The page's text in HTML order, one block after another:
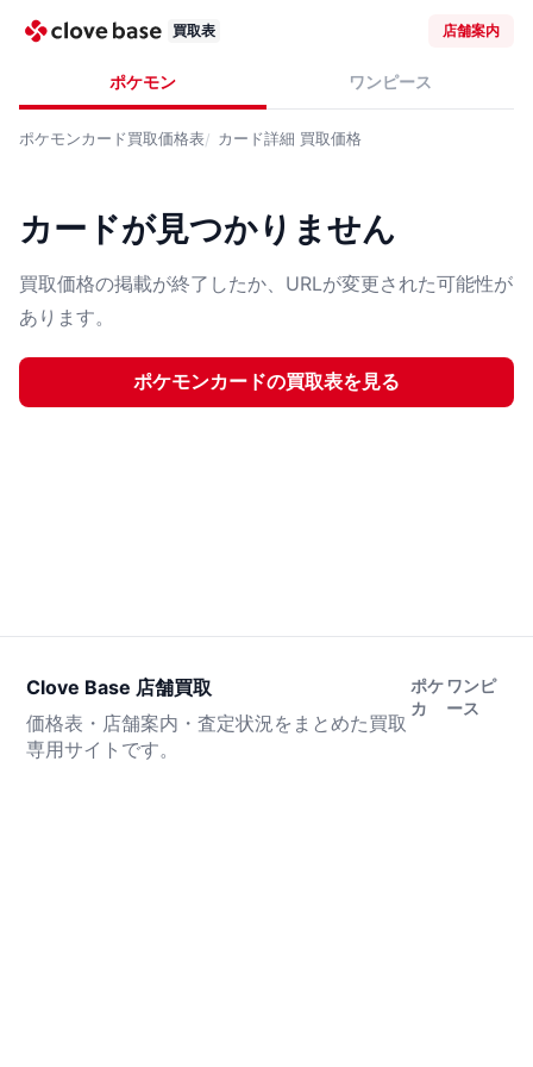
買取表 店舗案内
ポケモン ワンピース
ポケモンカード買取価格表 カード詳細 買取価格
カードが見つかりません
買取価格の掲載が終了したか、URLが変更された可能性が
あります。
ポケモンカードの買取表を見る
Clove Base 店舗買取
価格表・店舗案内・査定状況をまとめた買取
専用サイトです。
ポケ
カ
ワンピ
ース